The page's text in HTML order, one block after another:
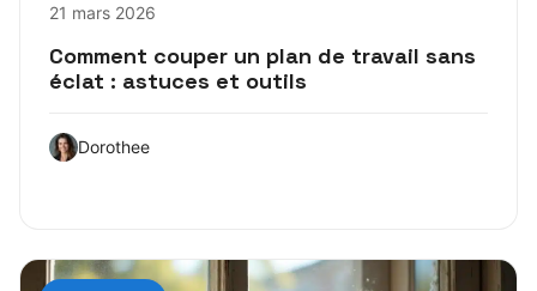
21 mars 2026
Comment couper un plan de travail sans
éclat : astuces et outils
Dorothee